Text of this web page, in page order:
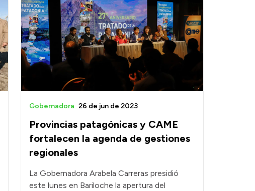
Provincias patagónicas y CAME
fortalecen la agenda de gestiones
regionales
Gobernadora 26 de jun de 2023
La Gobernadora Arabela Carreras presidió
este lunes en Bariloche la apertura del